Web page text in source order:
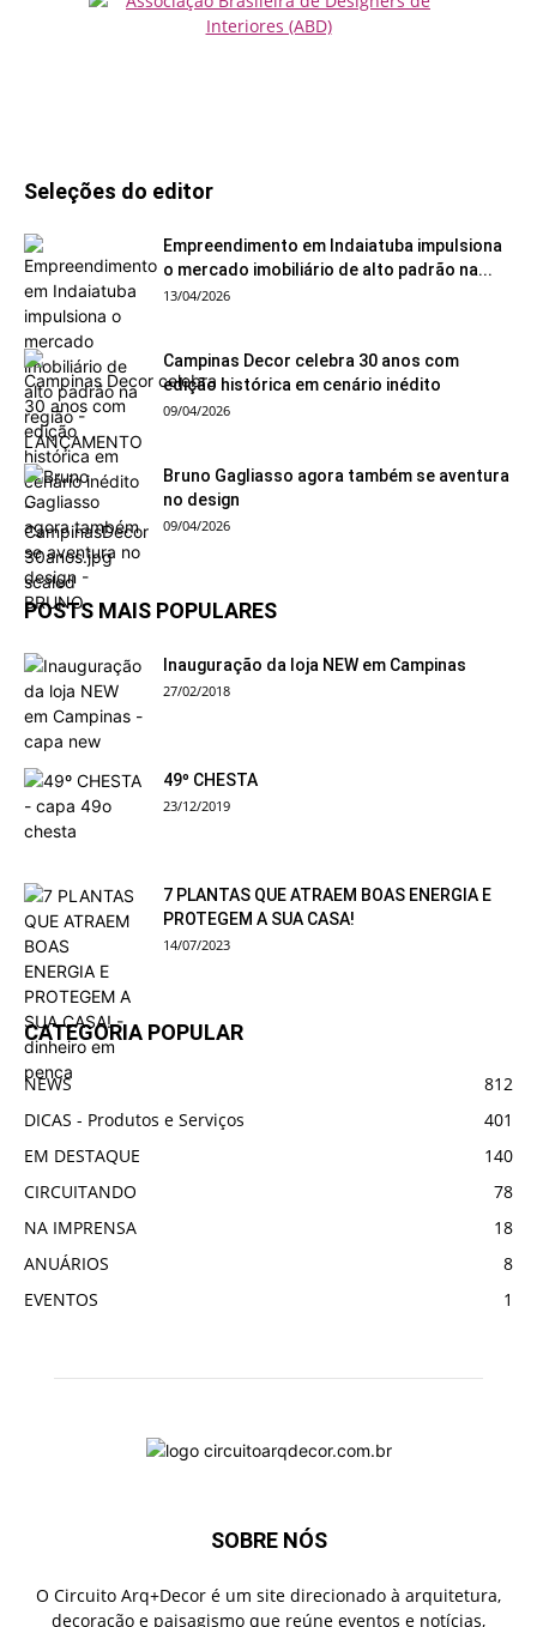
Seleções do editor
Empreendimento em Indaiatuba impulsiona
o mercado imobiliário de alto padrão na...
13/04/2026
Campinas Decor celebra 30 anos com
edição histórica em cenário inédito
09/04/2026
Bruno Gagliasso agora também se aventura
no design
09/04/2026
POSTS MAIS POPULARES
Inauguração da loja NEW em Campinas
27/02/2018
49º CHESTA
23/12/2019
7 PLANTAS QUE ATRAEM BOAS ENERGIA E
PROTEGEM A SUA CASA!
14/07/2023
CATEGORIA POPULAR
NEWS
812
DICAS - Produtos e Serviços
401
EM DESTAQUE
140
CIRCUITANDO
78
NA IMPRENSA
18
ANUÁRIOS
8
EVENTOS
1
SOBRE NÓS
O Circuito Arq+Decor é um site direcionado à arquitetura,
decoração e paisagismo que reúne eventos e notícias,